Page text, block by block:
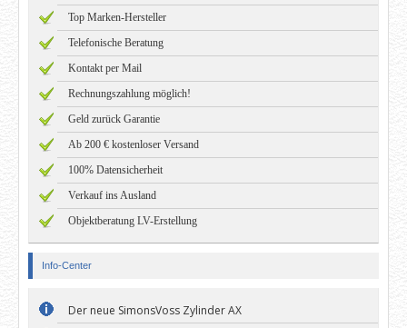
Top Marken-Hersteller
Telefonische Beratung
Kontakt per Mail
Rechnungszahlung möglich!
Geld zurück Garantie
Ab 200 € kostenloser Versand
100% Datensicherheit
Verkauf ins Ausland
Objektberatung LV-Erstellung
Info-Center
Der neue SimonsVoss Zylinder AX